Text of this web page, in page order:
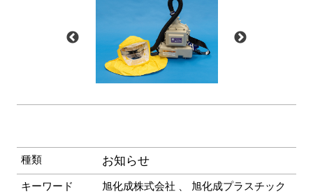
種類 お知らせ
キーワード 旭化成株式会社
旭化成プラスチック